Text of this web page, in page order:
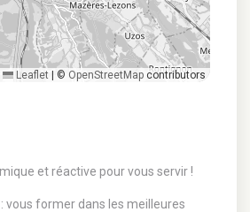
Leaflet © OpenStreetMap contributors
et réactive pour vous servir !
vous former dans les meilleures